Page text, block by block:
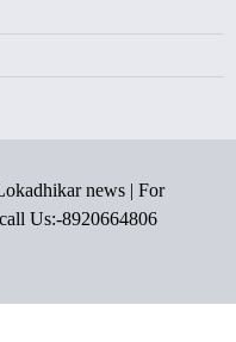
news | For
Us:-8920664806